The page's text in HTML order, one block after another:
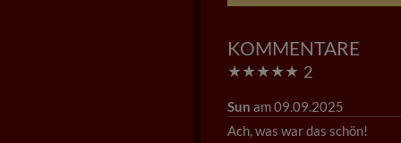
KOMMENTARE
★★★★★ 2
Sun am 09.09.2025
Ach, was war das schön!